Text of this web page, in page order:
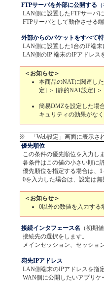
FTPサーバを外部に公開する
LAN側に設置したFTPサーバ
FTPサーバとして動作させる
外部からのパケットをすべて
LAN側に設置した1台のIP端
LAN側のIP 端末のIPアドレス
＜お知らせ＞
本商品のNATに関連し
定] ＞ [静的NAT設定]
簡易DMZを設定した場
キュリティの効果がな
※ 「Web設定」画面に表示さ
優先順位
この条件の優先順位を入力しま
各条件はこの値の小さい順に
優先順位を指定する場合は、1
0を入力した場合は、設定は無
＜お知らせ＞
0以外の数値を入力する
接続インタフェース名 （初期
接続先の選択をします。
メインセッション、セッショ
宛先IPアドレス
LAN側端末のIPアドレスを指
WAN側に公開したいアプリ